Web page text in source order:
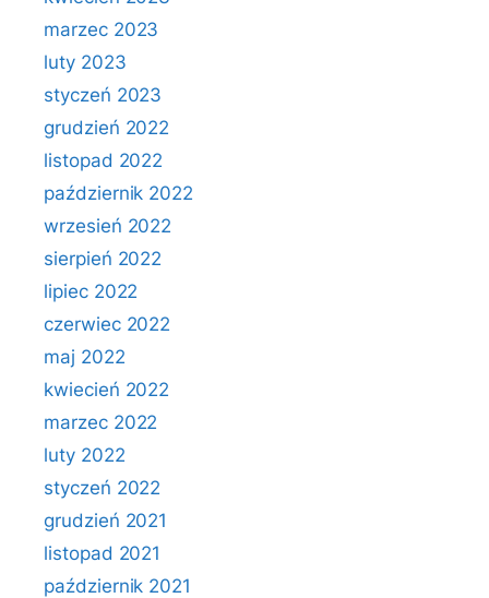
marzec 2023
luty 2023
styczeń 2023
grudzień 2022
listopad 2022
październik 2022
wrzesień 2022
sierpień 2022
lipiec 2022
czerwiec 2022
maj 2022
kwiecień 2022
marzec 2022
luty 2022
styczeń 2022
grudzień 2021
listopad 2021
październik 2021